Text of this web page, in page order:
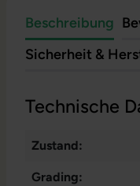
Beschreibung
Sicherheit &
Technische
Zustand:
Grading: